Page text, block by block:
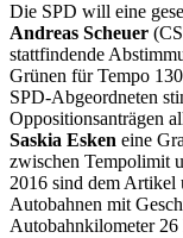
Die SPD will eine
Andreas Scheuer
stattfindende
Grünen für Tempo
SPD-Abgeordneten
Oppositionsanträgen
Saskia Esken eine
zwischen Tempolimit
2016 sind dem Artikel
Autobahnen mit
Autobahnkilometer